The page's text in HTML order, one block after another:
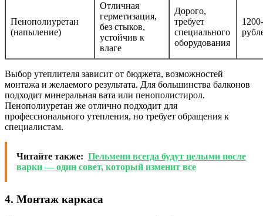
Пенополиуретан
(напыление)
Отличная
герметизация,
без стыков,
устойчив к
влаге
Дорого,
требует
специального
оборудования
Выбор утеплителя зависит от бюджета, возможностей
монтажа и желаемого результата. Для большинства балконов
подходит минеральная вата или пенополистирол.
Пенополиуретан же отлично подходит для
профессионального утепления, но требует обращения к
специалистам.
Читайте также: Пельмени всегда будут целыми после
варки — один совет, который изменит все
4. Монтаж каркаса